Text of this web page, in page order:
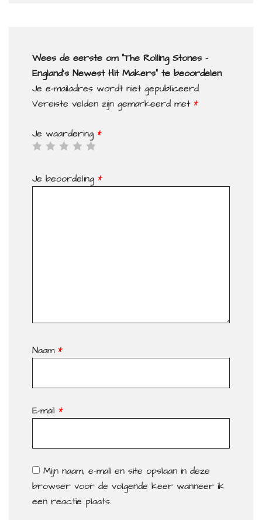
Wees de eerste om “The Rolling Stones –
England’s Newest Hit Makers” te beoordelen
Je e-mailadres wordt niet gepubliceerd.
Vereiste velden zijn gemarkeerd met *
Je waardering *
Je beoordeling *
Naam *
E-mail *
Mijn naam, e-mail en site opslaan in deze
browser voor de volgende keer wanneer ik
een reactie plaats.